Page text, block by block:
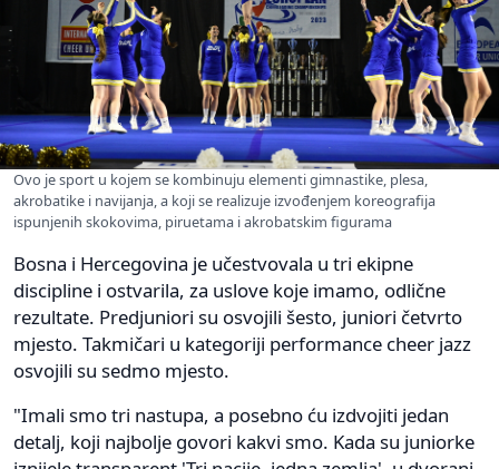
Ovo je sport u kojem se kombinuju elementi gimnastike, plesa,
akrobatike i navijanja, a koji se realizuje izvođenjem koreografija
ispunjenih skokovima, piruetama i akrobatskim figurama
Bosna i Hercegovina je učestvovala u tri ekipne
discipline i ostvarila, za uslove koje imamo, odlične
rezultate. Predjuniori su osvojili šesto, juniori četvrto
mjesto. Takmičari u kategoriji performance cheer jazz
osvojili su sedmo mjesto.
"Imali smo tri nastupa, a posebno ću izdvojiti jedan
detalj, koji najbolje govori kakvi smo. Kada su juniorke